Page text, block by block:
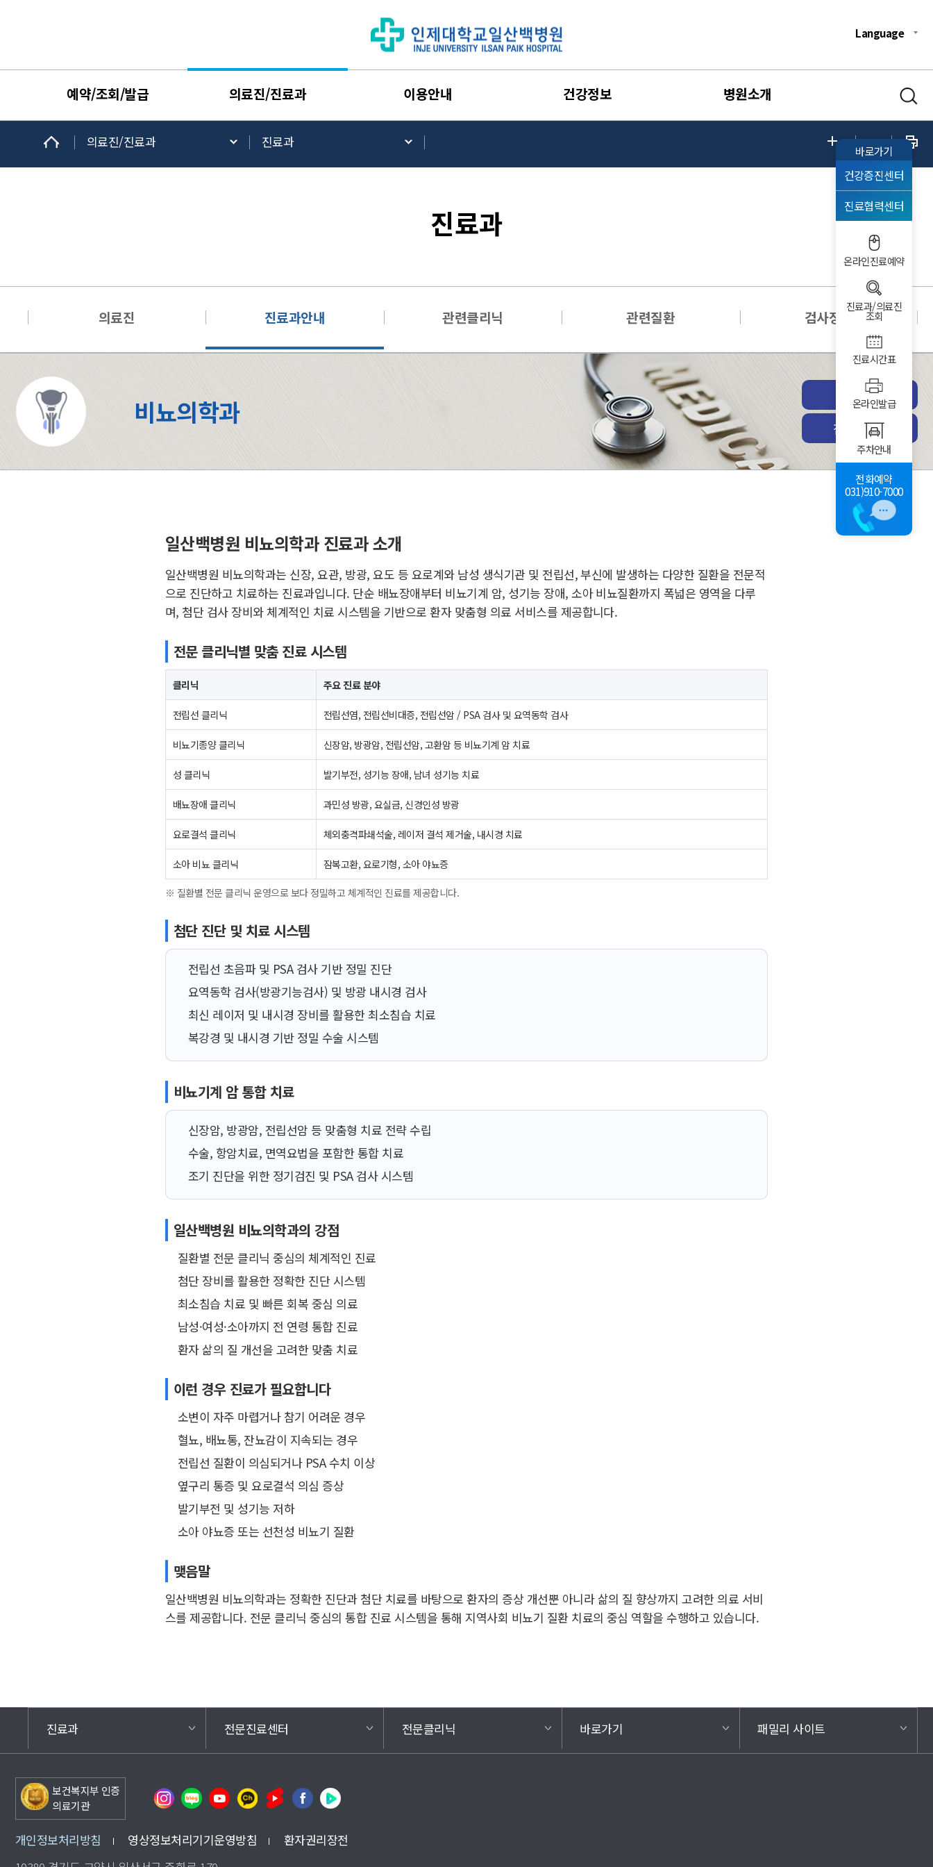
Language
예약/조회/발급 의료진/진료과 이용안내 건강정보 병원소개
의료진/진료과 진료과
진료과
의료진 진료과안내 관련클리닉 관련질환 검사정보
비뇨의학과
진료예약
전체진료과
일산백병원 비뇨의학과 진료과 소개
일산백병원 비뇨의학과는 신장, 요관, 방광, 요도 등 요로계와 남성 생식기관 및 전립선, 부신에 발생하는 다양한 질환을 전문적
으로 진단하고 치료하는 진료과입니다. 단순 배뇨장애부터 비뇨기계 암, 성기능 장애, 소아 비뇨질환까지 폭넓은 영역을 다루
며, 첨단 검사 장비와 체계적인 치료 시스템을 기반으로 환자 맞춤형 의료 서비스를 제공합니다.
전문 클리닉별 맞춤 진료 시스템
클리닉 주요 진료 분야
전립선 클리닉 전립선염, 전립선비대증, 전립선암 / PSA 검사 및 요역동학 검사
비뇨기종양 클리닉 신장암, 방광암, 전립선암, 고환암 등 비뇨기계 암 치료
성 클리닉 발기부전, 성기능 장애, 남녀 성기능 치료
배뇨장애 클리닉 과민성 방광, 요실금, 신경인성 방광
요로결석 클리닉 체외충격파쇄석술, 레이저 결석 제거술, 내시경 치료
소아 비뇨 클리닉 잠복고환, 요로기형, 소아 야뇨증
※ 질환별 전문 클리닉 운영으로 보다 정밀하고 체계적인 진료를 제공합니다.
첨단 진단 및 치료 시스템
전립선 초음파 및 PSA 검사 기반 정밀 진단
요역동학 검사(방광기능검사) 및 방광 내시경 검사
최신 레이저 및 내시경 장비를 활용한 최소침습 치료
복강경 및 내시경 기반 정밀 수술 시스템
비뇨기계 암 통합 치료
신장암, 방광암, 전립선암 등 맞춤형 치료 전략 수립
수술, 항암치료, 면역요법을 포함한 통합 치료
조기 진단을 위한 정기검진 및 PSA 검사 시스템
일산백병원 비뇨의학과의 강점
질환별 전문 클리닉 중심의 체계적인 진료
첨단 장비를 활용한 정확한 진단 시스템
최소침습 치료 및 빠른 회복 중심 의료
남성·여성·소아까지 전 연령 통합 진료
환자 삶의 질 개선을 고려한 맞춤 치료
이런 경우 진료가 필요합니다
소변이 자주 마렵거나 참기 어려운 경우
혈뇨, 배뇨통, 잔뇨감이 지속되는 경우
전립선 질환이 의심되거나 PSA 수치 이상
옆구리 통증 및 요로결석 의심 증상
발기부전 및 성기능 저하
소아 야뇨증 또는 선천성 비뇨기 질환
맺음말
일산백병원 비뇨의학과는 정확한 진단과 첨단 치료를 바탕으로 환자의 증상 개선뿐 아니라 삶의 질 향상까지 고려한 의료 서비
스를 제공합니다. 전문 클리닉 중심의 통합 진료 시스템을 통해 지역사회 비뇨기 질환 치료의 중심 역할을 수행하고 있습니다.
바로가기
건강증진센터
진료협력센터
온라인진료예약
진료과/의료진
조회
진료시간표
온라인발급
주차안내
전화예약
031)910-7000
진료과 전문진료센터 전문클리닉 바로가기 패밀리 사이트
보건복지부 인증
의료기관
개인정보처리방침 영상정보처리기기운영방침
환자권리장전